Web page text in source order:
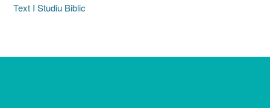
Text I Studiu Biblic